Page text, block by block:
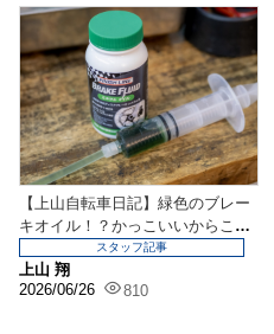
【上山自転車日記】緑色のブレー
キオイル！？かっこいいからこの
ブレーキオイルでブリ...
上山 翔
2026/06/26
810
スタッフ記事